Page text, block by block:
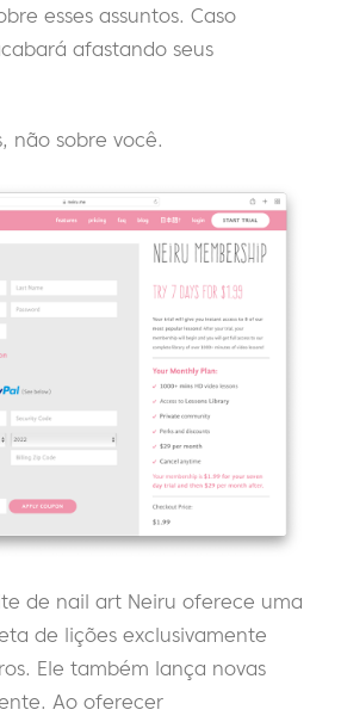
esses assuntos. Caso
afastando seus
não sobre você.
de nail art Neiru oferece uma
de lições exclusivamente
Ele também lança novas
Ao oferecer